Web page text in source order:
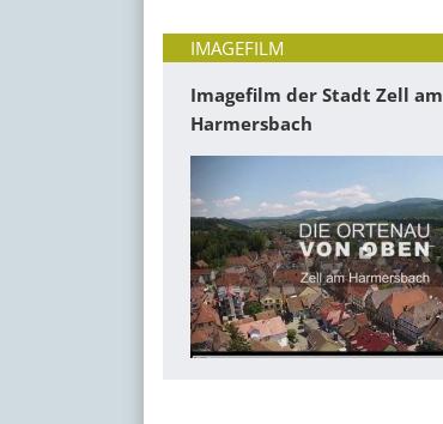
IMAGEFILM
Imagefilm der Stadt Zell am
Harmersbach